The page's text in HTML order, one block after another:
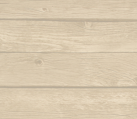
Berimbau de Bimba
Autor : Mestre Elias
Berimbau falou
Autor : Graduado Voador (Capoeira
Berimbau mandou se benzer
Autor : Boa Voz (Abada)
Berimbau tocou
Cade meu espinho de